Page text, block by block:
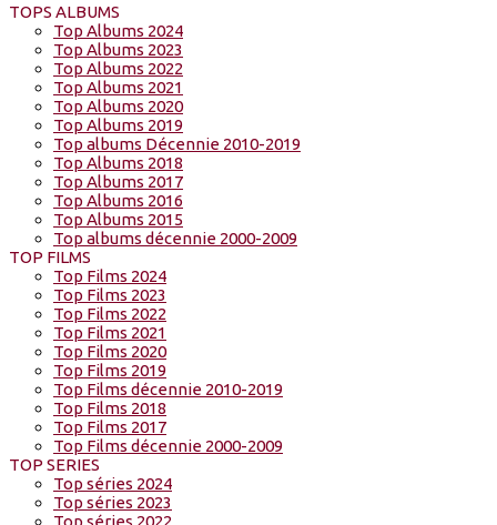
TOPS ALBUMS
Top Albums 2024
Top Albums 2023
Top Albums 2022
Top Albums 2021
Top Albums 2020
Top Albums 2019
Top albums Décennie 2010-2019
Top Albums 2018
Top Albums 2017
Top Albums 2016
Top Albums 2015
Top albums décennie 2000-2009
TOP FILMS
Top Films 2024
Top Films 2023
Top Films 2022
Top Films 2021
Top Films 2020
Top Films 2019
Top Films décennie 2010-2019
Top Films 2018
Top Films 2017
Top Films décennie 2000-2009
TOP SERIES
Top séries 2024
Top séries 2023
Top séries 2022